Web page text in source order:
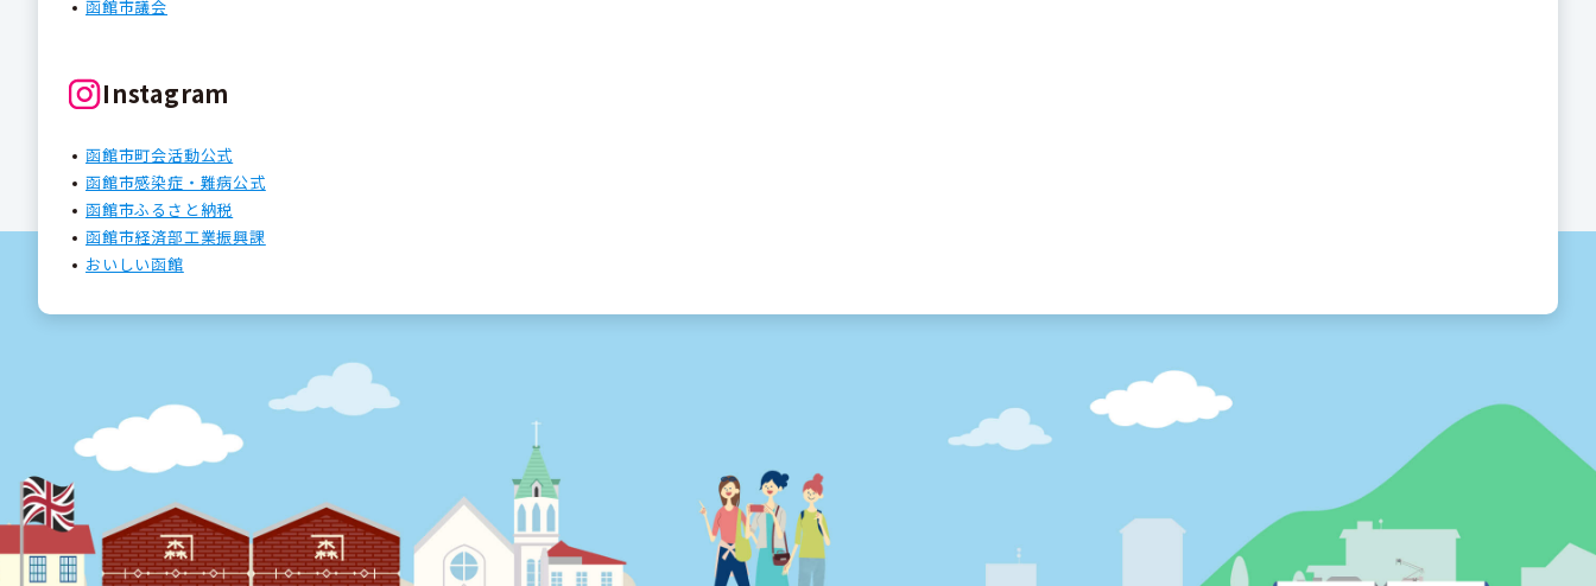
函館市議会
Instagram
函館市町会活動公式
函館市感染症・難病公式
函館市ふるさと納税
函館市経済部工業振興課
おいしい函館